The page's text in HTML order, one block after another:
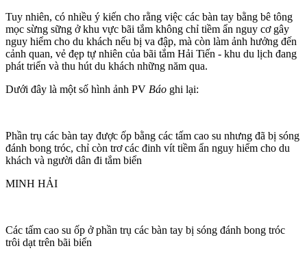
Tuy nhiên, có nhiều ý kiến cho rằng việc các bàn tay bằng bê tông
mọc sừng sững ở khu vực bãi tắm không chỉ tiềm ẩn nguy cơ gây
nguy hiểm cho du khách nếu bị va đập, mà còn làm ảnh hưởng đến
cảnh quan, vẻ đẹp tự nhiên của bãi tắm Hải Tiến - khu du lịch đang
phát triển và thu hút du khách những năm qua.
Dưới đây là một số hình ảnh PV Báo ghi lại:
Phần trụ các bàn tay được ốp bằng các tấm cao su nhưng đã bị sóng
đánh bong tróc, chỉ còn trơ các đinh vít tiềm ẩn nguy hiểm cho du
khách và người dân đi tắm biển
MINH HẢI
Các tấm cao su ốp ở phần trụ các bàn tay bị sóng đánh bong tróc
trôi dạt trên bãi biển